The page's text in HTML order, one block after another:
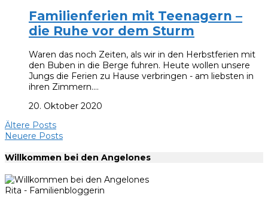
Familienferien mit Teenagern –
die Ruhe vor dem Sturm
Waren das noch Zeiten, als wir in den Herbstferien mit
den Buben in die Berge fuhren. Heute wollen unsere
Jungs die Ferien zu Hause verbringen - am liebsten in
ihren Zimmern.…
20. Oktober 2020
Ältere Posts
Neuere Posts
Willkommen bei den Angelones
Rita - Familienbloggerin